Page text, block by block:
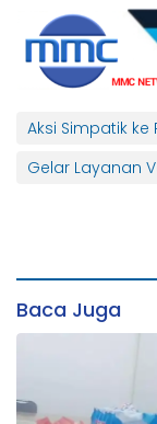
Aksi Simpatik
Gelar Layanan
Baca Juga